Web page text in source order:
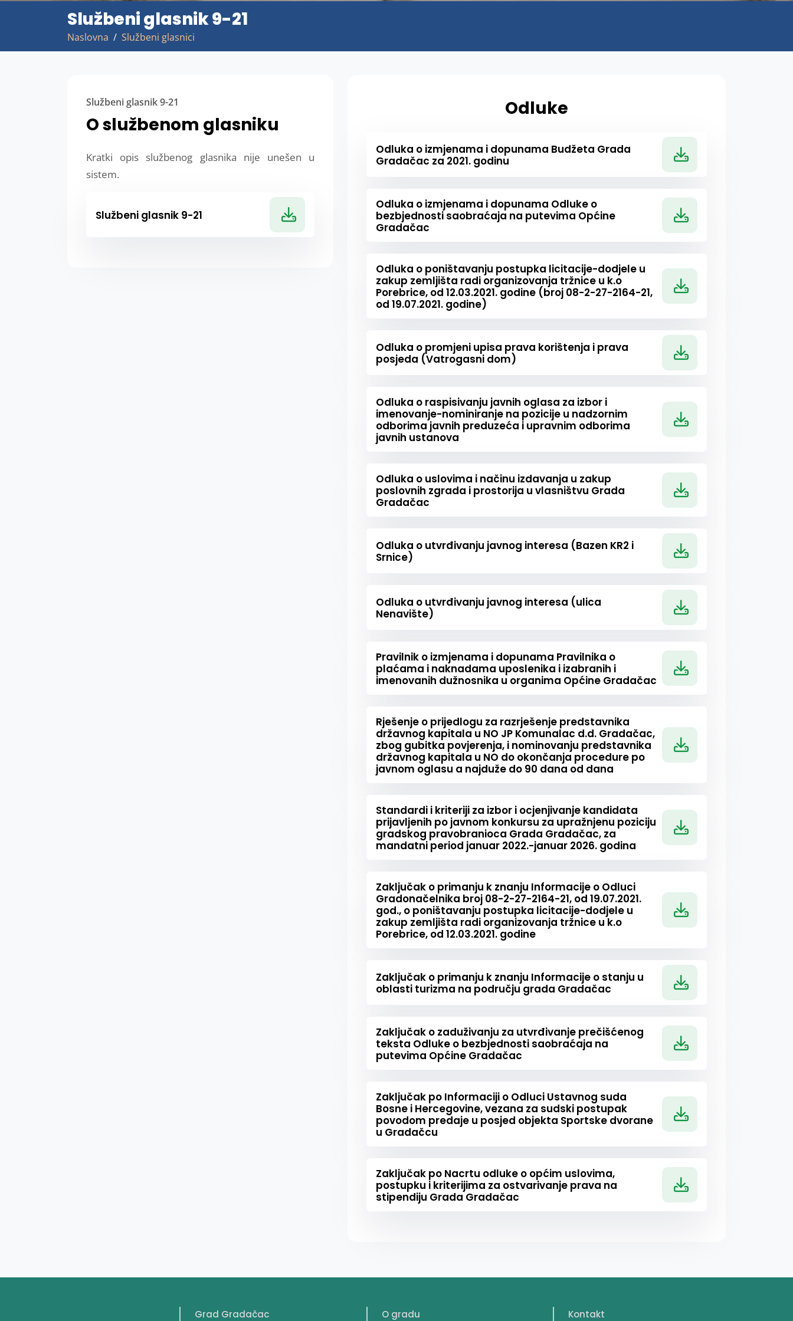
Službeni glasnik 9-21
Naslovna Službeni glasnici
Službeni glasnik 9-21
O službenom glasniku
Kratki opis službenog glasnika nije unešen u
sistem.
Službeni glasnik 9-21
Odluke
Odluka o izmjenama i dopunama Budžeta Grada
Gradačac za 2021. godinu
Odluka o izmjenama i dopunama Odluke o
bezbjednosti saobraćaja na putevima Općine
Gradačac
Odluka o poništavanju postupka licitacije-dodjele u
zakup zemljišta radi organizovanja tržnice u k.o
Porebrice, od 12.03.2021. godine (broj 08-2-27-2164-21,
od 19.07.2021. godine)
Odluka o promjeni upisa prava korištenja i prava
posjeda (Vatrogasni dom)
Odluka o raspisivanju javnih oglasa za izbor i
imenovanje-nominiranje na pozicije u nadzornim
odborima javnih preduzeća i upravnim odborima
javnih ustanova
Odluka o uslovima i načinu izdavanja u zakup
poslovnih zgrada i prostorija u vlasništvu Grada
Gradačac
Odluka o utvrđivanju javnog interesa (Bazen KR2 i
Srnice)
Odluka o utvrđivanju javnog interesa (ulica
Nenavište)
Pravilnik o izmjenama i dopunama Pravilnika o
plaćama i naknadama uposlenika i izabranih i
imenovanih dužnosnika u organima Općine Gradačac
Rješenje o prijedlogu za razrješenje predstavnika
državnog kapitala u NO JP Komunalac d.d. Gradačac,
zbog gubitka povjerenja, i nominovanju predstavnika
državnog kapitala u NO do okončanja procedure po
javnom oglasu a najduže do 90 dana od dana
Standardi i kriteriji za izbor i ocjenjivanje kandidata
prijavljenih po javnom konkursu za upražnjenu poziciju
gradskog pravobranioca Grada Gradačac, za
mandatni period januar 2022.-januar 2026. godina
Zaključak o primanju k znanju Informacije o Odluci
Gradonačelnika broj 08-2-27-2164-21, od 19.07.2021.
god., o poništavanju postupka licitacije-dodjele u
zakup zemljišta radi organizovanja tržnice u k.o
Porebrice, od 12.03.2021. godine
Zaključak o primanju k znanju Informacije o stanju u
oblasti turizma na području grada Gradačac
Zaključak o zaduživanju za utvrđivanje prečišćenog
teksta Odluke o bezbjednosti saobraćaja na
putevima Općine Gradačac
Zaključak po Informaciji o Odluci Ustavnog suda
Bosne i Hercegovine, vezana za sudski postupak
povodom predaje u posjed objekta Sportske dvorane
u Gradačcu
Zaključak po Nacrtu odluke o općim uslovima,
postupku i kriterijima za ostvarivanje prava na
stipendiju Grada Gradačac
Grad Gradačac O gradu Kontakt